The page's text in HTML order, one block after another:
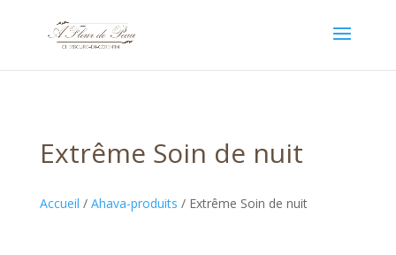
Extrême Soin de nuit
Accueil / Ahava-produits / Extrême Soin de nuit